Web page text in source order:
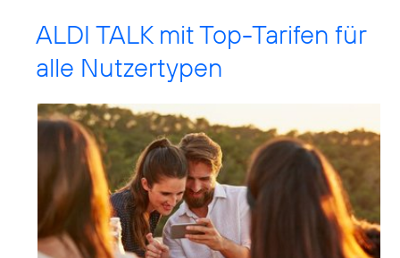
ALDI TALK mit Top-Tarifen für
alle Nutzertypen